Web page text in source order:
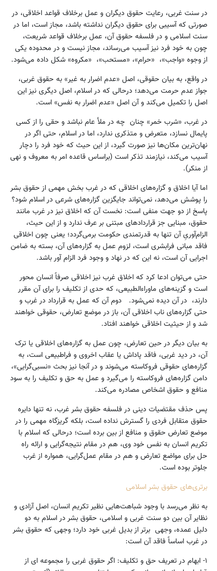
در سنت غربی، رعایت حقوق دیگران و عمل برخلاف قواعد اخلاقی، در
صورتی که آسیبی برای حقوق دیگران نداشته باشد، مجاز است، اما در
سنت اسلامی و در فلسفه حقوق آن، عمل برخلاف قواعد شریعت،
چون به خود فرد نیز آسیب می‌رساند، مجاز نیست و در محدوده یکی
از وجوه «واجب»، «حرام»، «مستحب»، «مکروه» شکل داده می‌شود.
در واقع، به بیان حقوقی، اصل «عدم اضرار به غیر» به حقوق غربی،
جواز عدم حرمت می‌دهد؛ درحالی که در اسلام، اصل دیگری نیز این
اصل را تکمیل می‌کند و آن اصل «عدم اضرار به نفس» است.
در غرب، «شرب خمر» چنان چه در ملأ عام نباشد و حقی را از کسی
پایمال نسازد، متعرض و متذکری ندارد، اما در اسلام، حتی اگر در
نهان‌ترین مکان‌ها نیز صورت گیرد، از این حیث که خود فرد را دچار
آسیب می‌کند، نیازمند تذکر است (براساس قاعده امر به معروف و نهی
از منکر).
اما آیا اخلاق و گزاره‌های اخلاقی که در غرب بخش مهمی از حقوق بشر
را پوشش می‌دهد، نمی‌تواند جایگزین گزاره‌های شرعی در اسلام شود؟
پاسخ از دو جهت منفی است: نخست آن که اخلاق نیز در غرب مانند
حقوق، مبنایی جز قراردادهای مبتنی بر عرف ندارد و از این حیث،
الزام‌آوریِ آن تنها به قدرتمندی حکومت برمی‌گردد؛ یعنی چون اخلاقی
فاقد مبانی فرابشری است، لزوم عمل به گزاره‌های آن، بسته به ضامن
اجرایی آن است، نه این که در نهاد و وجود فرد الزام آور باشد.
حتی می‌توان ادعا کرد که اخلاق غرب نیز اخلاقی صرفاً انسان محور
است و گزینه‌های ماوراءالطبیعی، که حدی از تکلیف را برای آن مقرر
دارند، در آن دیده نمی‌شود. دوم آن که عمل به قرارداد در غرب و
حتی گزاره‌های ناب اخلاقی آن، باز در موضع تعارض، حقوقی خواهند
شد و از حیثیت اخلاقی خواهند افتاد.
به بیان دیگر در حین تعارض، چون عمل به گزاره‌های اخلاقی یا ترک
آن، در دید غربی، فاقد پاداش یا عقاب اخروی و فراطبیعی است، به
گزاره‌های حقوقی فروکاسته می‌شوند و در آنجا نیز بحث «نسبی‌گرایی»،
دامن گزاره‌های فروکاسته را می‌گیرد و عمل به حق و تکلیف را به سود
منافع و حقوق اشخاص مصادره می‌کند.
پس حذف مقتضیات دینی در فلسفه حقوق بشر غرب، نه تنها دایره
حقوق متقابل فردی را گسترش نداده است، بلکه گریزگاه مهمی را در
موضع تعارض حقوق و منافع از بین برده است؛ درحالی که اسلام با
تکریم انسان به نفس خود وی، هم در مقام نتیجه‌گرایی و ارائه راه
حل برای مواضع تعارض و هم در مقام عمل‌گرایی، همواره از غرب
جلوتر بوده است.
برتری‌های حقوق بشر اسلامی
به نظر می‌رسد با وجود شباهت‌هایی نظیر تکریم انسان، اصل آزادی و
نظایر آن بین دو سنت غربی و اسلامی، حقوق بشر در اسلام به دو
دلیل عمده، وجهی برتر از بدیل غربی خود دارد؛ وجهی که حقوق بشر
در غرب اساساً فاقد آن است:
۱- ابهام در تعریف حق و تکلیف: اگر حقوق غربی را مجموعه ای از